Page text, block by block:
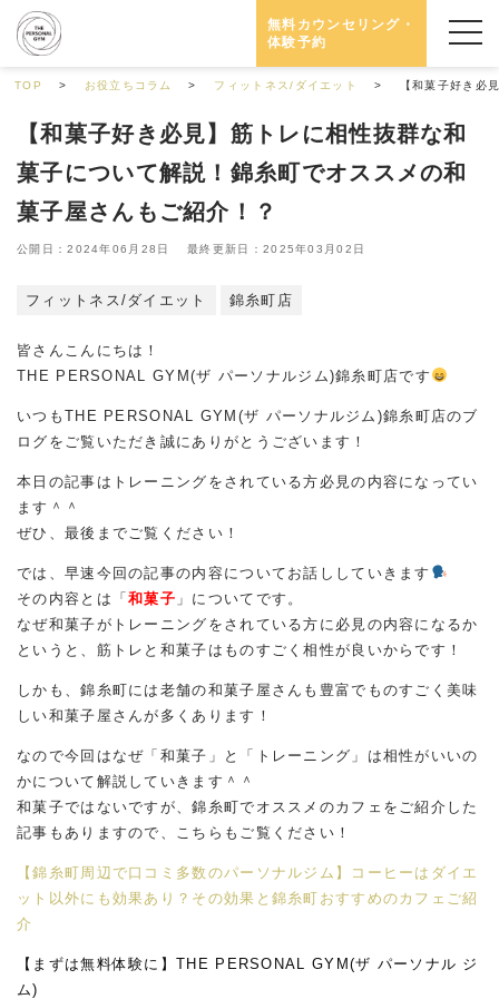
無料カウンセリング・
体験予約
TOP お役立ちコラム フィットネス/ダイエット 【和菓子好き必
【和菓子好き必見】筋トレに相性抜群な和
菓子について解説！錦糸町でオススメの和
菓子屋さんもご紹介！？
公開日：2024年06月28日 最終更新日：2025年03月02日
フィットネス/ダイエット 錦糸町店
皆さんこんにちは！
THE PERSONAL GYM(ザ パーソナルジム)錦糸町店です
いつもTHE PERSONAL GYM(ザ パーソナルジム)錦糸町店のブ
ログをご覧いただき誠にありがとうございます！
本日の記事はトレーニングをされている方必見の内容になってい
ます＾＾
ぜひ、最後までご覧ください！
では、早速今回の記事の内容についてお話ししていきます
その内容とは「和菓子 」についてです。
なぜ和菓子がトレーニングをされている方に必見の内容になるか
というと、筋トレと和菓子はものすごく相性が良いからです！
しかも、錦糸町には老舗の和菓子屋さんも豊富でものすごく美味
しい和菓子屋さんが多くあります！
なので今回はなぜ「和菓子」と「トレーニング」は相性がいいの
かについて解説していきます＾＾
和菓子ではないですが、錦糸町でオススメのカフェをご紹介した
記事もありますので、こちらもご覧ください！
【錦糸町周辺で口コミ多数のパーソナルジム】コーヒーはダイエ
ット以外にも効果あり？その効果と錦糸町おすすめのカフェご紹
介
【まずは無料体験に】THE PERSONAL GYM(ザ パーソナル ジ
ム)